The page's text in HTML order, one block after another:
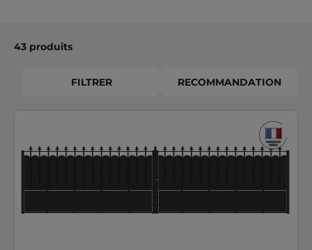
43 produits
FILTRER RECOMMANDATION